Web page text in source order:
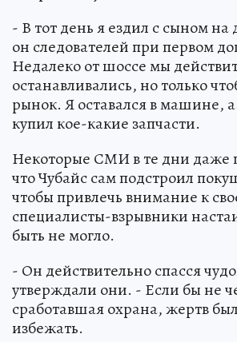
- В тот день я ездил с сыном на
он следователей при первом
Недалеко от шоссе мы
останавливались, но только
рынок. Я оставался в машине,
купил кое-какие запчасти.
Некоторые СМИ в те дни даже
что Чубайс сам подстроил
чтобы привлечь внимание к
специалисты-взрывники
быть не могло.
- Он действительно спасся
утверждали они. - Если бы не
сработавшая охрана, жертв
избежать.